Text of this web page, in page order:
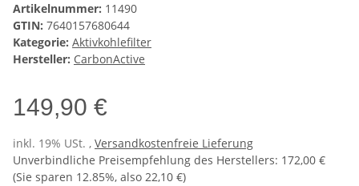
Artikelnummer: 11490
GTIN: 7640157680644
Kategorie: Aktivkohlefilter
Hersteller: CarbonActive
149,90 €
inkl. 19% USt. , Versandkostenfreie Lieferung
Unverbindliche Preisempfehlung des Herstellers: 172,00 €
(Sie sparen 12.85%, also 22,10 €)